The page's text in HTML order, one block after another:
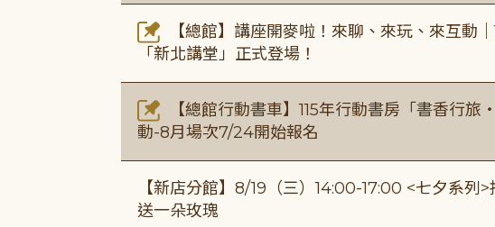
【總館】講座開麥啦！來聊、來玩、來互動
「新北講堂」正式登場！
【總館行動書車】115年行動書房「書香行旅
動-8月場次7/24開始報名
【新店分館】8/19（三）14:00-17:00 <七夕系列
送一朵玫瑰